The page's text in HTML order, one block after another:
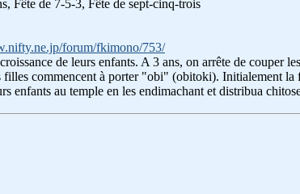
Fête de 7-5-3, Fête de sept-cinq-trois
forum/fkimono/753/
de leurs enfants. A 3 ans, on arrête de couper
commencent à porter "obi" (obitoki). Initialement
enfants au temple en les endimachant et distribua